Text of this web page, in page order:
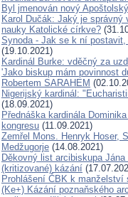
Byl jmenován nový
Karol Dučák: Jaký je
nauky Katolické církve?
Synoda - Jak se k ní
(19.10.2021)
Kardinál Burke: vděčný za
'Jako biskup mám povinnost
Robertem SARAHEM
Nigerijský kardinál:
(18.09.2021)
Přednáška kardinála
kongresu (11.09.2021)
Zemřel Mons. Henryk Hoser,
Medžugorje (14.08.2021)
Děkovný list arcibiskupa
(kritizované) kázání
Prohlášení ČBK k manželství
(Ke+) Kázání poznaňského